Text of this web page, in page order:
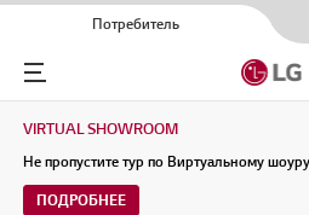
Потребитель
Menu
VIRTUAL SHOWROOM
Не пропустите тур по Виртуальному
ПОДРОБНЕЕ